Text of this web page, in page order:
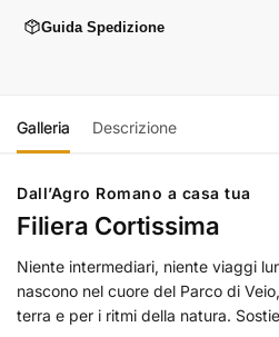
Guida Spedizione
Galleria Descrizione
Dall’Agro Romano a casa tua
Filiera Cortissima
Niente intermediari, niente viaggi
nascono nel cuore del Parco di
terra e per i ritmi della natura.